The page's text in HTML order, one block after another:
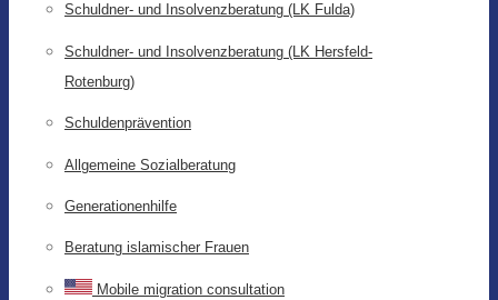
Schuldner- und Insolvenzberatung (LK Fulda)
Schuldner- und Insolvenzberatung (LK Hersfeld-
Rotenburg)
Schuldenprävention
Allgemeine Sozialberatung
Generationenhilfe
Beratung islamischer Frauen
Mobile migration consultation